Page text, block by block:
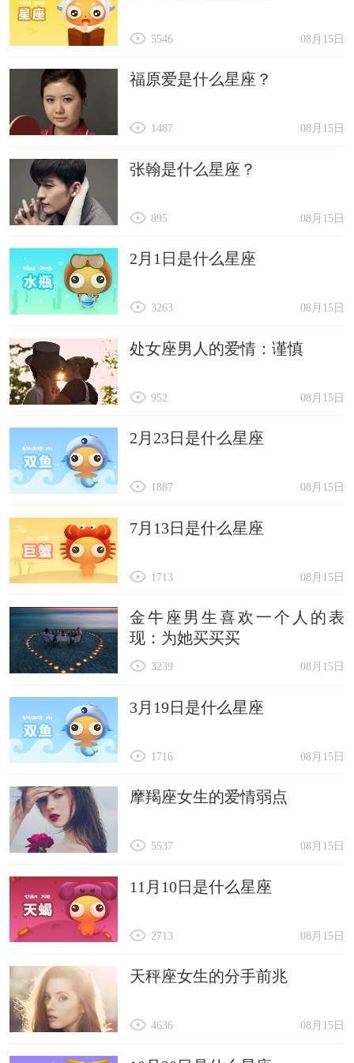
08月15日
5546
福原爱是什么星座？
08月15日
1487
张翰是什么星座？
08月15日
895
2月1日是什么星座
08月15日
3263
处女座男人的爱情：谨慎
08月15日
952
2月23日是什么星座
08月15日
1887
7月13日是什么星座
08月15日
1713
金牛座男生喜欢一个人的表
现：为她买买买
08月15日
3239
3月19日是什么星座
08月15日
1716
摩羯座女生的爱情弱点
08月15日
5537
11月10日是什么星座
08月15日
2713
天秤座女生的分手前兆
08月15日
4636